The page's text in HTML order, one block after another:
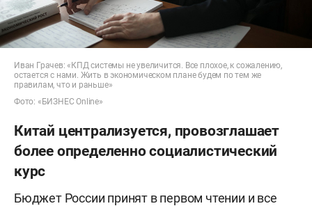
Иван Грачев: «КПД системы не увеличится. Все плохое, к сожалению,
остается с нами. Жить в экономическом плане будем по тем же
правилам, что и раньше»
Фото: «БИЗНЕС Online»
Китай централизуется, провозглашает
более определенно социалистический
курс
Бюджет России принят в первом чтении и все